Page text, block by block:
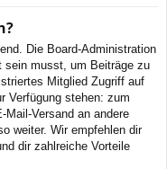
Die Board-Administration
sein musst, um Beiträge zu
Mitglied Zugriff auf
Verfügung stehen: zum
Mail-Versand an andere
weiter. Wir empfehlen dir
dir zahlreiche Vorteile